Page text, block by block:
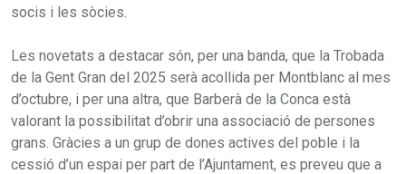
socis i les sòcies.
Les novetats a destacar són, per una banda, que la Trobada
de la Gent Gran del 2025 serà acollida per Montblanc al mes
d’octubre, i per una altra, que Barberà de la Conca està
valorant la possibilitat d’obrir una associació de persones
grans. Gràcies a un grup de dones actives del poble i la
cessió d’un espai per part de l’Ajuntament, es preveu que a